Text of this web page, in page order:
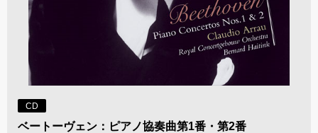
CD
ベートーヴェン：ピアノ協奏曲第1番・第2番